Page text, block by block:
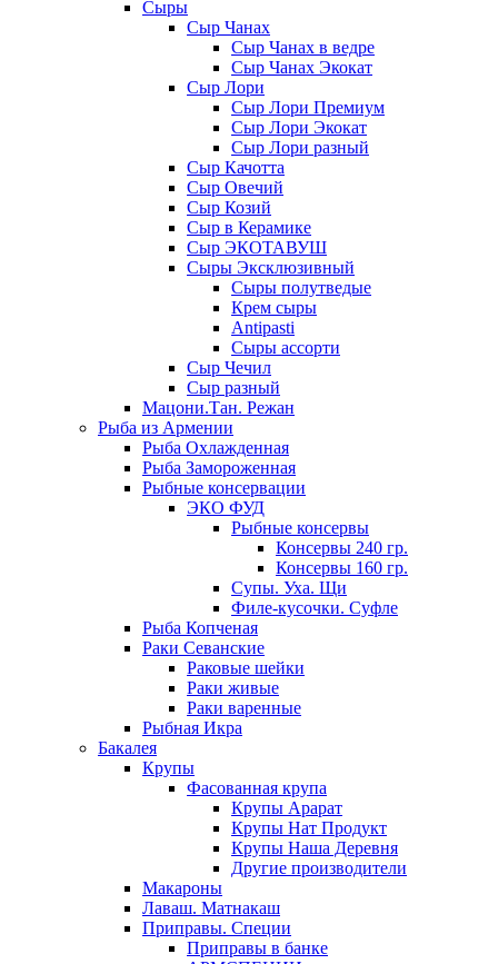
Сыры
Сыр Чанах
Сыр Чанах в ведре
Сыр Чанах Экокат
Сыр Лори
Сыр Лори Премиум
Сыр Лори Экокат
Сыр Лори разный
Сыр Качотта
Сыр Овечий
Сыр Козий
Сыр в Керамике
Сыр ЭКОТАВУШ
Сыры Эксклюзивный
Сыры полутведые
Крем сыры
Antipasti
Сыры ассорти
Сыр Чечил
Сыр разный
Мацони.Тан. Режан
Рыба из Армении
Рыба Охлажденная
Рыба Замороженная
Рыбные консервации
ЭКО ФУД
Рыбные консервы
Консервы 240 гр.
Консервы 160 гр.
Супы. Уха. Щи
Филе-кусочки. Суфле
Рыба Копченая
Раки Севанские
Раковые шейки
Раки живые
Раки варенные
Рыбная Икра
Бакалея
Крупы
Фасованная крупа
Крупы Арарат
Крупы Нат Продукт
Крупы Наша Деревня
Другие производители
Макароны
Лаваш. Матнакаш
Приправы. Специи
Приправы в банке